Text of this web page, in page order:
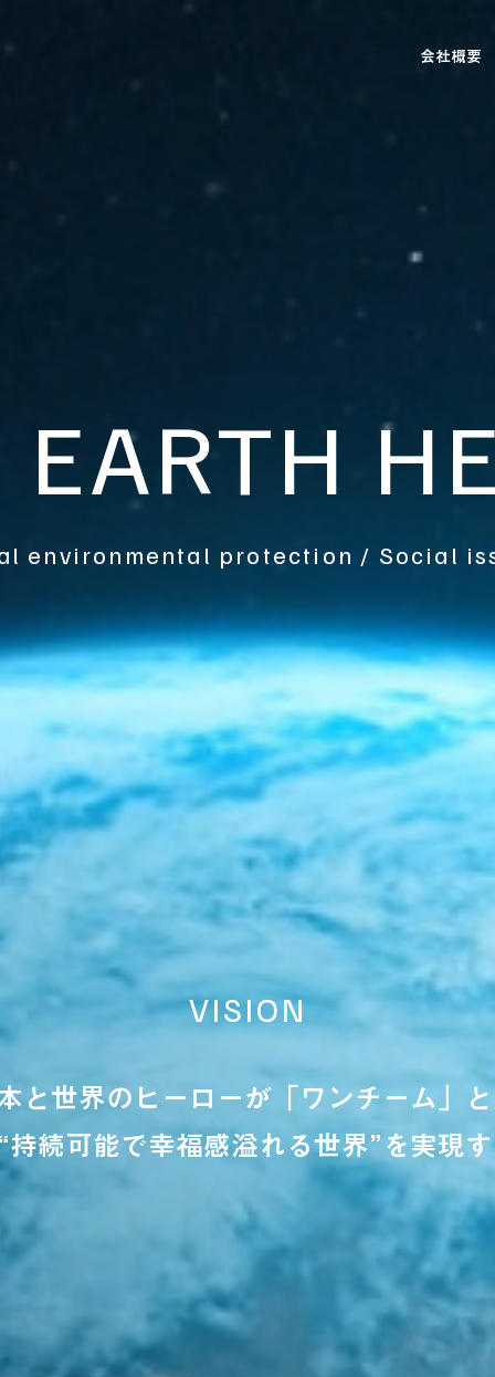
会社概要
environmental protection / Social
VISION
と世界のヒーローが「ワンチーム」
持続可能で幸福感溢れる世界”を実現